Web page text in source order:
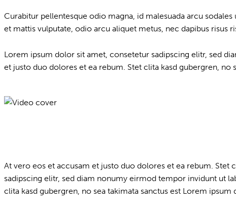
Curabitur pellentesque odio magna, id malesuada arcu
et mattis vulputate, odio arcu aliquet metus, nec dapibus risus
Lorem ipsum dolor sit amet, consetetur sadipscing elitr, sed
et justo duo dolores et ea rebum. Stet clita kasd gubergren, no
At vero eos et accusam et justo duo dolores et ea rebum.
sadipscing elitr, sed diam nonumy eirmod tempor invidunt ut
clita kasd gubergren, no sea takimata sanctus est Lorem